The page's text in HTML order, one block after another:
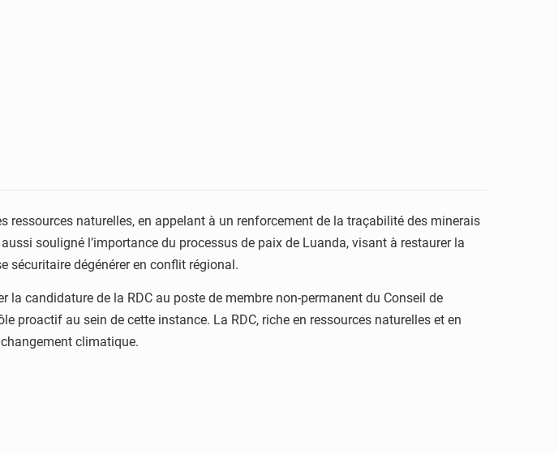
ressources naturelles, en appelant à un renforcement de la traçabilité des minerais
souligné l’importance du processus de paix de Luanda, visant à restaurer la
sécuritaire dégénérer en conflit régional.
candidature de la RDC au poste de membre non-permanent du Conseil de
proactif au sein de cette instance. La RDC, riche en ressources naturelles et en
climatique.